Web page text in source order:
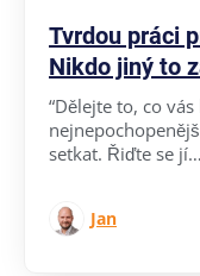
Tvrdou práci
Nikdo jiný to
“Dělejte to, co vás
setkat. Řiďte se
Jan